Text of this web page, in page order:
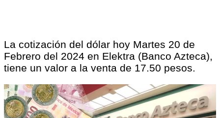
La cotización del dólar hoy Martes 20 de
Febrero del 2024 en Elektra (Banco Azteca),
tiene un valor a la venta de 17.50 pesos.